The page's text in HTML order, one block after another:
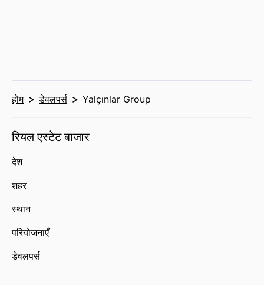
होम डेवलपर्स Yalçınlar Group
रियल एस्टेट बाजार
देश
शहर
स्थान
परियोजनाएँ
डेवलपर्स